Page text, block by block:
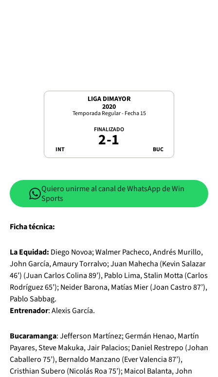
LIGA DIMAYOR
2020
Temporada Regular - Fecha 15
INT
FINALIZADO
2-1 BUC
Quiero unirme al canal de WhatsApp de Win
Sports
Ficha técnica:
La Equidad: Diego Novoa; Walmer Pacheco, Andrés Murillo,
John García, Amaury Torralvo; Juan Mahecha (Kevin Salazar
46’) (Juan Carlos Colina 89’), Pablo Lima, Stalin Motta (Carlos
Rodríguez 65’); Neider Barona, Matías Mier (Joan Castro 87’),
Pablo Sabbag.
Entrenador: Alexis García.
Bucaramanga: Jefferson Martínez; Germán Henao, Martín
Payares, Steve Makuka, Jair Palacios; Daniel Restrepo (Johan
Caballero 75’), Bernaldo Manzano (Ever Valencia 87’),
Cristhian Subero (Nicolás Roa 75’); Maicol Balanta, John